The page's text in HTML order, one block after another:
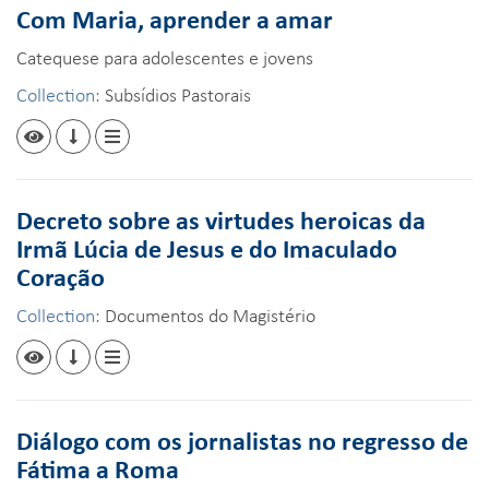
Com Maria, aprender a amar
Catequese para adolescentes e jovens
Collection: Subsídios Pastorais
Decreto sobre as virtudes heroicas da
Irmã Lúcia de Jesus e do Imaculado
Coração
Collection: Documentos do Magistério
Diálogo com os jornalistas no regresso de
Fátima a Roma